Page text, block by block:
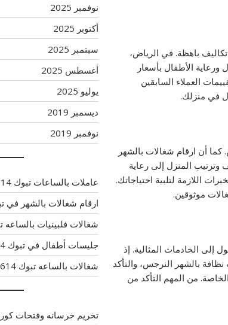
باهظة. في الرياض،
الأطفال بأسعار
العملاء السابقين
في منزلك.
أن ارقام شغالات بالشهر
المنزل إلى رعاية
اللازمة لتلبية احتياجاتك.
موثوقين.
إلى الخادمات المثالية. إذ
بالشهر النرجس، والتأكد
من المهم التأكد من
نوفمبر 2025
أكتوبر 2025
سبتمبر 2025
أغسطس 2025
يوليو 2025
ديسمبر 2019
نوفمبر 2019
عاملات بالساعات تبوك 0560279614
ارقام شغالات بالشهر في تبوك
شغالات فلبينيات بالساعه تبوك
جليسات أطفال في تبوك 0560279614
شغالات بالساعه تبوك 0560279614
تخريم خرسانه وفتحات